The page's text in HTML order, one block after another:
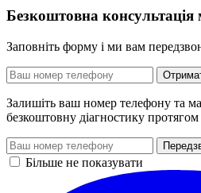
Безкоштовна консультація
Заповніть форму і ми вам
Залишіть ваш номер телефону та
безкоштовну діагностику
Більше не показувати